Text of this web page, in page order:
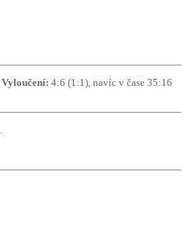
Vyloučení: 4:6 (1:1), navíc v čase 35:16